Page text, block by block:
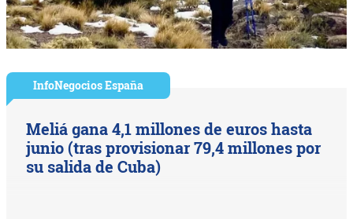
InfoNegocios España
Meliá gana 4,1 millones de euros hasta
junio (tras provisionar 79,4 millones por
su salida de Cuba)